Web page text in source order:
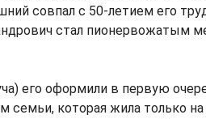
совпал с 50-летием его
стал пионервожатым
его оформили в первую
которая жила только